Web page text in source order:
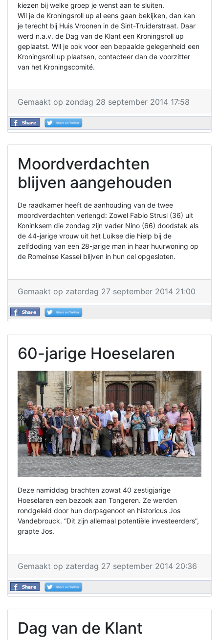
kiezen bij welke groep je wenst aan te sluiten.
Wil je de Kroningsroll up al eens gaan bekijken, dan kan
je terecht bij Huis Vroonen in de Sint-Truiderstraat. Daar
werd n.a.v. de Dag van de Klant een Kroningsroll up
geplaatst. Wil je ook voor een bepaalde gelegenheid een
Kroningsroll up plaatsen, contacteer dan de voorzitter
van het Kroningscomité.
Gemaakt op zondag 28 september 2014 17:58
Moordverdachten
blijven aangehouden
De raadkamer heeft de aanhouding van de twee
moordverdachten verlengd: Zowel Fabio Strusi (36) uit
Koninksem die zondag zijn vader Nino (66) doodstak als
de 44-jarige vrouw uit het Luikse die hielp bij de
zelfdoding van een 28-jarige man in haar huurwoning op
de Romeinse Kassei blijven in hun cel opgesloten.
Gemaakt op zaterdag 27 september 2014 21:00
60-jarige Hoeselaren
Deze namiddag brachten zowat 40 zestigjarige
Hoeselaren een bezoek aan Tongeren. Ze werden
rondgeleid door hun dorpsgenoot en historicus Jos
Vandebrouck. “Dit zijn allemaal potentiële investeerders”,
grapte Jos.
Gemaakt op zaterdag 27 september 2014 20:36
Dag van de Klant